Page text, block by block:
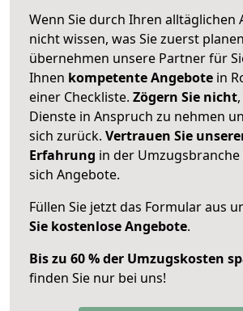
Wenn Sie durch Ihren alltäglichen
nicht wissen, was Sie zuerst
übernehmen unsere Partner für
Ihnen kompetente Angebote in
einer Checkliste. Zögern Sie nicht
Dienste in Anspruch zu nehmen
sich zurück. Vertrauen Sie
Erfahrung in der
sich Angebote.
Füllen Sie jetzt das Formular aus
Sie kostenlose Angebote.
Bis zu 60 % der Umzugskosten
finden Sie nur bei uns!